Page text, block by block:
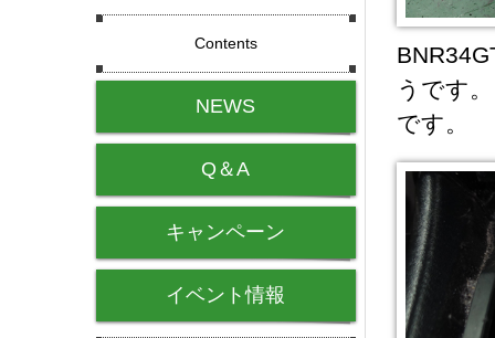
うです
です。
Contents
NEWS
Q＆A
キャンペーン
イベント情報